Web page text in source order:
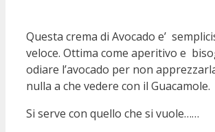
Questa crema di Avocado e’
veloce. Ottima come aperitivo e
odiare l’avocado per non
nulla a che vedere con il Guacamole.
Si serve con quello che si vuole……